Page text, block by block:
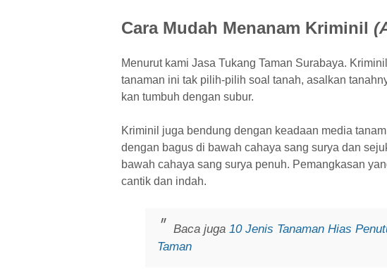
Cara Mudah Menanam Kriminil
Menurut kami Jasa Tukang Taman Surabaya.
tanaman ini tak pilih-pilih soal tanah, asalkan
kan tumbuh dengan subur.
Kriminil juga bendung dengan keadaan media
dengan bagus di bawah cahaya sang surya dan
bawah cahaya sang surya penuh. Pemangkasan
cantik dan indah.
Baca juga 10 Jenis Tanaman Hias
Taman